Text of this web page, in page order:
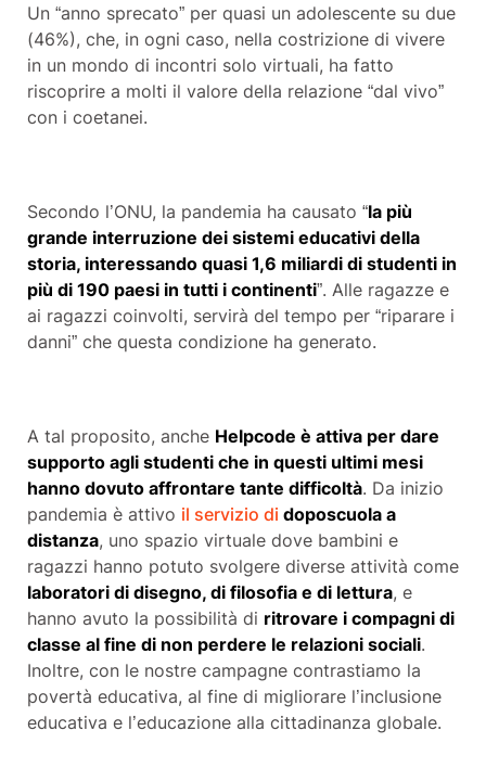
Un “anno sprecato” per quasi un adolescente su due
(46%), che, in ogni caso, nella costrizione di vivere
in un mondo di incontri solo virtuali, ha fatto
riscoprire a molti il valore della relazione “dal vivo”
con i coetanei.
Secondo l’ONU, la pandemia ha causato “la più
grande interruzione dei sistemi educativi della
storia, interessando quasi 1,6 miliardi di studenti in
più di 190 paesi in tutti i continenti”. Alle ragazze e
ai ragazzi coinvolti, servirà del tempo per “riparare i
danni” che questa condizione ha generato.
A tal proposito, anche Helpcode è attiva per dare
supporto agli studenti che in questi ultimi mesi
hanno dovuto affrontare tante difficoltà. Da inizio
pandemia è attivo il servizio di doposcuola a
distanza, uno spazio virtuale dove bambini e
ragazzi hanno potuto svolgere diverse attività come
laboratori di disegno, di filosofia e di lettura, e
hanno avuto la possibilità di ritrovare i compagni di
classe al fine di non perdere le relazioni sociali.
Inoltre, con le nostre campagne contrastiamo la
povertà educativa, al fine di migliorare l’inclusione
educativa e l’educazione alla cittadinanza globale.